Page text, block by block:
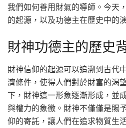
我們如何善用財氣的導師。今天
的起源，以及功德主在歷史中的
財神功德主的歷史
財神信仰的起源可以追溯到古代
濟條件，使得人們對於財富的渴
下，財神這一形象逐漸形成，並
與權力的象徵。財神不僅僅是賜
仰的寄託，讓人們在追求物質生